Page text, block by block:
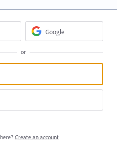
Google
or
Create an account